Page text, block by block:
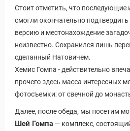
Стоит отметить, что последующие
смогли окончательно
версию и местонахождение
неизвестно. Сохранился лишь
сделанный Натовичем.
Хемис Гомпа - действительно
прочего здесь масса интересных
фотосъемки: от свечной до
Далее, после обеда, мы посетим
Шей Гомпа — комплекс,